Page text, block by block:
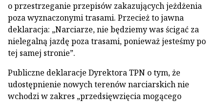
o przestrzeganie przepisów zakazujących jeżdżenia
poza wyznaczonymi trasami. Przecież to jawna
deklaracja: „Narciarze, nie będziemy was ścigać za
nielegalną jazdę poza trasami, ponieważ jesteśmy po
tej samej stronie”.
Publiczne deklaracje Dyrektora TPN o tym, że
udostępnienie nowych terenów narciarskich nie
wchodzi w zakres „przedsięwzięcia mogącego